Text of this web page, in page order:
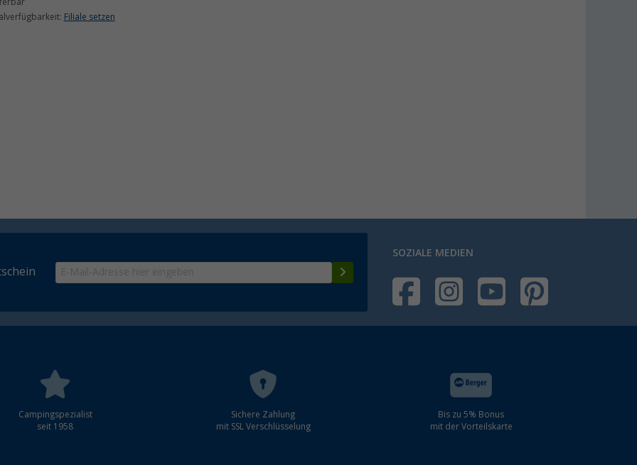
Filiale setzen
SOZIALE MEDIEN
Campingspezialist
seit 1958
Sichere Zahlung
mit SSL Verschlüsselung
Bis zu 5% Bonus
mit der Vorteilskarte